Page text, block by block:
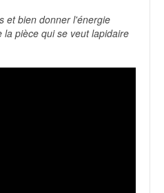
et bien donner l'énergie
pièce qui se veut lapidaire